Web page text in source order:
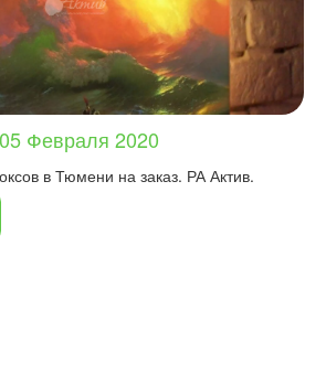
05 Февраля 2020
в Тюмени на заказ. РА Актив.